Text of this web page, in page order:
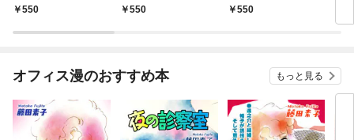
コイン！！
550
ン！！
550
ン！！
550
オフィス漫のおすすめ本 もっと見る